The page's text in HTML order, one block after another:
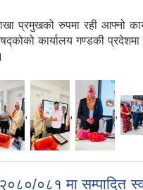
प्रमुखको रुपमा रही आफ्नो
कार्यालय गण्डकी
, , ,
०८१ मा सम्पादित